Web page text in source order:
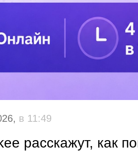
в 11:49
расскажут, как